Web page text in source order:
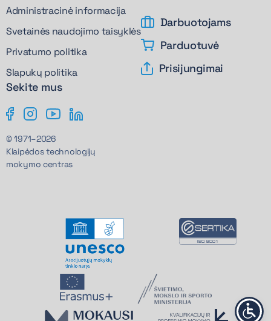
Administracinė informacija
Svetainės naudojimo taisyklės
Privatumo politika
Slapukų politika
Darbuotojams
Parduotuvė
Prisijungimai
Sekite mus
© 1971–2026
Klaipėdos technologijų
mokymo centras